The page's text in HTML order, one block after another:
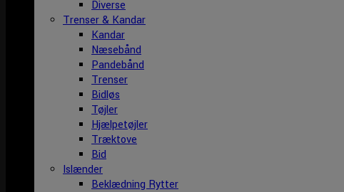
Diverse
Trenser & Kandar
Kandar
Næsebånd
Pandebånd
Trenser
Bidløs
Tøjler
Hjælpetøjler
Træktove
Bid
Islænder
Beklædning Rytter